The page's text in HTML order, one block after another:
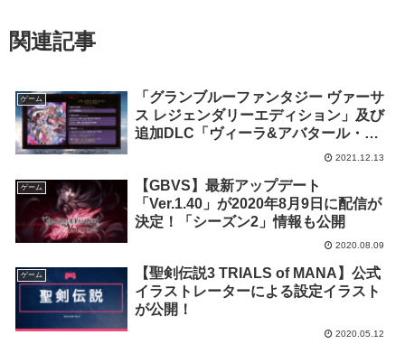
関連記事
ゲーム
「グランブルーファンタジー ヴァーサ
ス レジェンダリーエディション」及び
追加DLC「ヴィーラ&アバタール・ベ
リアル」の発売が2021年12月14日に決
2021.12.13
ゲーム
【GBVS】最新アップデート
「Ver.1.40」が2020年8月9日に配信が
決定！「シーズン2」情報も公開
2020.08.09
ゲーム
【聖剣伝説3 TRIALS of MANA】公式
イラストレーターによる設定イラスト
が公開！
2020.05.12